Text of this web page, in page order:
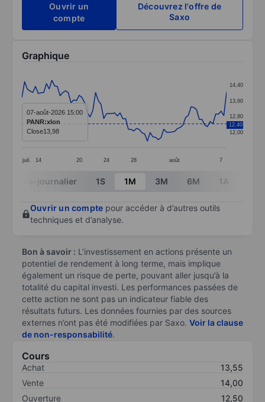
Ouvrir un
compte
Découvrez l'offre de
Saxo
Graphique
Line chart with 76 data points.
The chart has 1 X axis displaying categories.
The chart has 1 Y axis displaying values. Data ranges
juil. 14 20 24 28 août 7
12,00
12,80
13,60
14,40
12,40
07-août-2026 15:00
PANR:xlon
Close13,98
End of interactive chart.
Intra-journalier 1S 1M 3M 6M 1A
Ouvrir un compte pour accéder à d’autres outils
techniques et d’analyse.
Bon à savoir : L’investissement en actions présente un
potentiel de rendement à long terme, mais implique
également un risque de perte, pouvant aller jusqu’à la
totalité du capital investi. Les performances passées de
cette action ne sont pas un indicateur fiable des
résultats futurs. Les données fournies par des sources
externes n’ont pas été modifiées par Saxo. Voir la clause
de non-responsabilité.
Cours
Achat
13,55
Vente
14,00
Ouverture
12,50